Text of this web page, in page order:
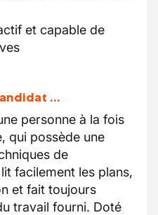
et capable de
…
personne à la fois
qui possède une
de
facilement les plans,
et fait toujours
travail fourni. Doté